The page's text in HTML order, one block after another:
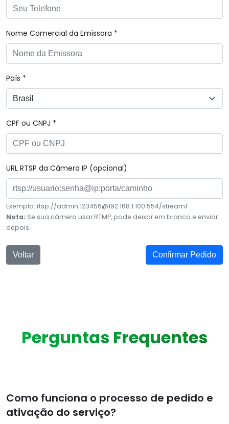
Nome Comercial da Emissora *
País *
CPF ou CNPJ *
URL RTSP da Câmera IP (opcional)
Exemplo: rtsp://admin:123456@192.168.1.100:554/stream1
Nota: Se sua câmera usar RTMP, pode deixar em branco e enviar
depois.
Voltar Confirmar Pedido
Perguntas Frequentes
Como funciona o processo de pedido e
ativação do serviço?